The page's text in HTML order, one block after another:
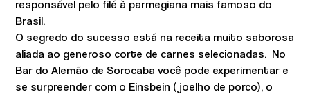
responsável pelo filé à parmegiana mais famoso do
Brasil.
O segredo do sucesso está na receita muito saborosa
aliada ao generoso corte de carnes selecionadas. No
Bar do Alemão de Sorocaba você pode experimentar e
se surpreender com o Einsbein (joelho de porco), o